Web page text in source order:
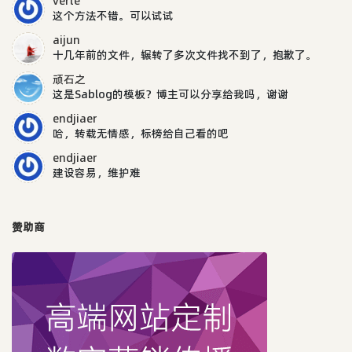
这个方法不错。可以试试
aijun
十几年前的文件，辗转了多次文件找不到了，抱歉了。
顽石之
这是Sablog的模板？博主可以分享给我吗，谢谢
endjiaer
哈，转载无情感，标榜给自己看的吧
endjiaer
建设容易，维护难
赞助商